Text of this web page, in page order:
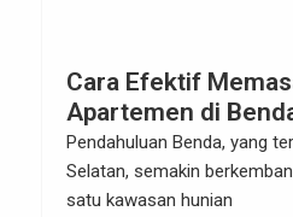
Cara Efektif
Apartemen di
Selatan: Strategi
yang Terbukti
Pendahuluan Benda, yang
Selatan, semakin
satu kawasan hunian